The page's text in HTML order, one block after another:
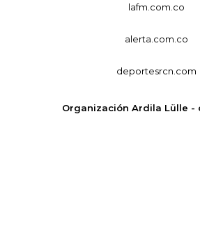
lafm.com.co
alerta.com.co
deportesrcn.com
Organización Ardila Lülle -